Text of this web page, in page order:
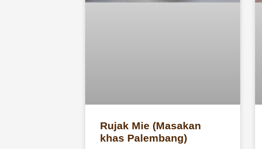
Rujak Mie (Masakan
khas Palembang)